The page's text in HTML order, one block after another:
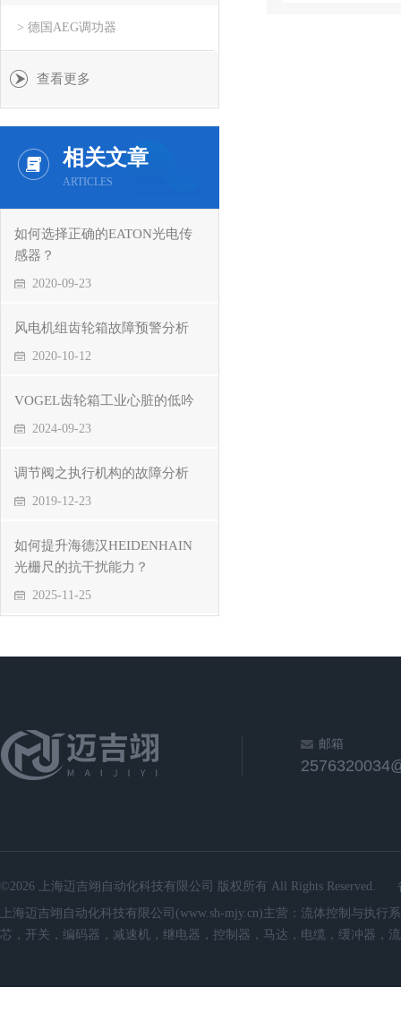
> 德国AEG调功器
查看更多
相关文章
ARTICLES
如何选择正确的EATON光电传
感器？
2020-09-23
风电机组齿轮箱故障预警分析
2020-10-12
VOGEL齿轮箱工业心脏的低吟
2024-09-23
调节阀之执行机构的故障分析
2019-12-23
如何提升海德汉HEIDENHAIN
光栅尺的抗干扰能力？
2025-11-25
邮箱
©2026 上海迈吉翊自动化科技有限公司 版权所有 All Rights Reserved.
上海迈吉翊自动化科技有限公司(www.sh-mjy.cn)主营：流体控制与执
芯，开关，编码器，减速机，继电器，控制器，马达，电缆，缓冲器，